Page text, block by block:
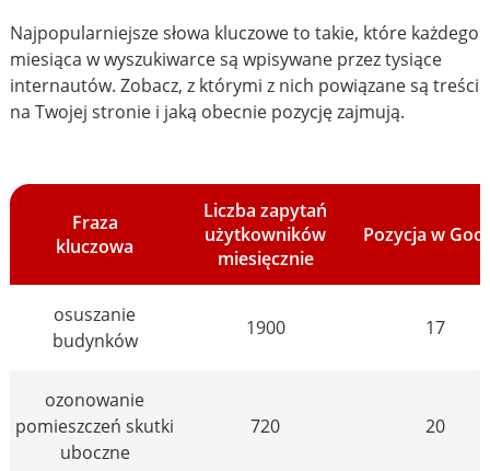
Najpopularniejsze słowa kluczowe to takie, które każdego
miesiąca w wyszukiwarce są wpisywane przez tysiące
internautów. Zobacz, z którymi z nich powiązane są treści
na Twojej stronie i jaką obecnie pozycję zajmują.
Fraza
kluczowa
Liczba zapytań
użytkowników
miesięcznie
Pozycja w
osuszanie
budynków
1900 17
ozonowanie
pomieszczeń skutki
uboczne
720 20